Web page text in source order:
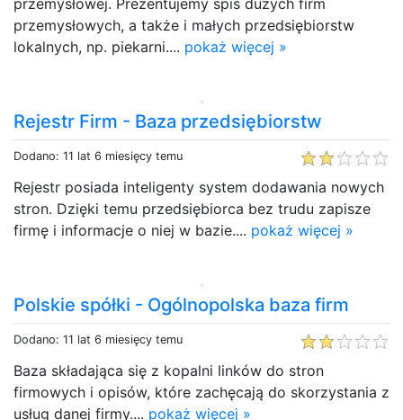
przemysłowych, a także i małych przedsiębiorstw
lokalnych, np. piekarni.... pokaż więcej »
Rejestr Firm - Baza przedsiębiorstw
Dodano: 11 lat 6 miesięcy temu
Rejestr posiada inteligenty system dodawania nowych
stron. Dzięki temu przedsiębiorca bez trudu zapisze
firmę i informacje o niej w bazie.... pokaż więcej »
Polskie spółki - Ogólnopolska baza firm
Dodano: 11 lat 6 miesięcy temu
Baza składająca się z kopalni linków do stron
firmowych i opisów, które zachęcają do skorzystania z
usług danej firmy.... pokaż więcej »